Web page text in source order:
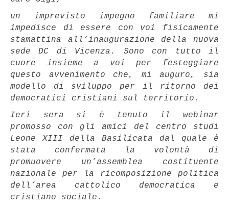
un imprevisto impegno familiare mi
impedisce di essere con voi fisicamente
stamattina all’inaugurazione della nuova
sede DC di Vicenza. Sono con tutto il
cuore insieme a voi per festeggiare
questo avvenimento che, mi auguro, sia
modello di sviluppo per il ritorno dei
democratici cristiani sul territorio.
Ieri sera si è tenuto il webinar
promosso con gli amici del centro studi
Leone XIII della Basilicata dal quale è
stata confermata la volontà di
promuovere un’assemblea costituente
nazionale per la ricomposizione politica
dell’area cattolico democratica e
cristiano sociale.